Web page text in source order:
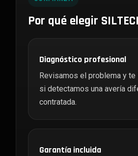
Por qué elegir
Diagnóstico profesional
Revisamos el problema y
si detectamos una avería
contratada.
Garantía incluida